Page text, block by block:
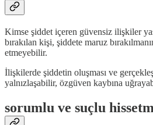
Kimse şiddet içeren güvensiz ilişkiler
bırakılan kişi, şiddete maruz
etmeyebilir.
İlişkilerde şiddetin oluşması ve
yalnızlaşabilir, özgüven kaybına
sorumlu ve suçlu